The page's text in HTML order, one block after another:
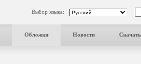
Выбор языка:
Обложки Новости Скачать